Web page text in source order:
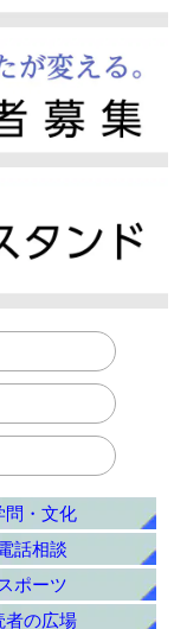
問・文化
話相談
スポーツ
者の広場